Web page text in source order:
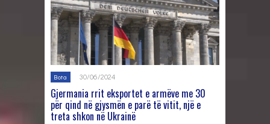
Bota 30/06/2024
Gjermania rrit eksportet e armëve me 30
për qind në gjysmën e parë të vitit, një e
treta shkon në Ukrainë